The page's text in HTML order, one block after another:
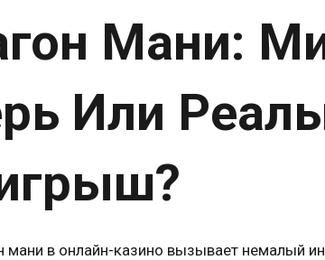
Мани:
Или
мани в онлайн-казино вызывает немалый